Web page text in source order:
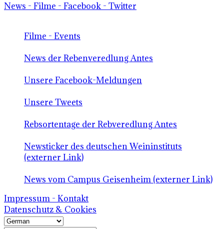
News - Filme - Facebook - Twitter
Filme - Events
News der Rebenveredlung Antes
Unsere Facebook-Meldungen
Unsere Tweets
Rebsortentage der Rebveredlung Antes
Newsticker des deutschen Weininstituts
(externer Link)
News vom Campus Geisenheim (externer Link)
Impressum - Kontakt
Datenschutz & Cookies